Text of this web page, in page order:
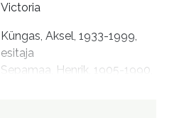
Victoria
Küngas, Aksel, 1933-1999,
esitaja
Sepamaa, Henrik, 1905-1990,